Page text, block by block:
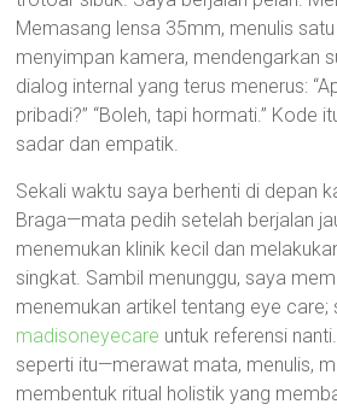
Memasang lensa 35mm, menulis
menyimpan kamera, mendengarkan
dialog internal yang terus menerus:
pribadi?” “Boleh, tapi hormati.” Kode
sadar dan empatik.
Sekali waktu saya berhenti di depan
Braga—mata pedih setelah berjalan
menemukan klinik kecil dan
singkat. Sambil menunggu, saya
menemukan artikel tentang eye care;
madisoneyecare untuk referensi
seperti itu—merawat mata, menulis,
membentuk ritual holistik yang